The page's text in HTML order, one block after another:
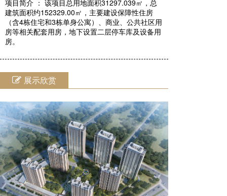
项目简介 ： 该项目总用地面积31297.039㎡，总
建筑面积约152329.00㎡，主要建设保障性住房
（含4栋住宅和3栋单身公寓）、商业、公共社区用
房等相关配套用房，地下设置二层停车库及设备用
房。
展示欣赏